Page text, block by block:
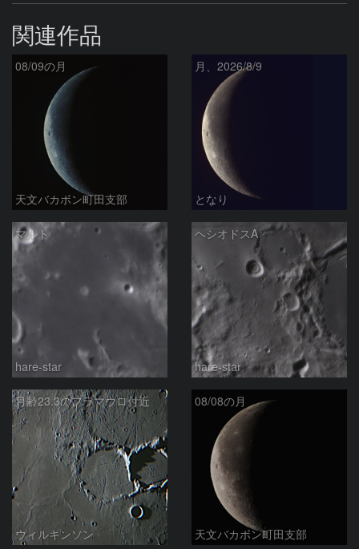
関連作品
08/09の月
天文バカボン町田支部
月、2026/8/9
となり
マルト
hare-star
ヘシオドスA
hare-star
月齢23.3のフラマウロ付近
ウィルキンソン
08/08の月
天文バカボン町田支部